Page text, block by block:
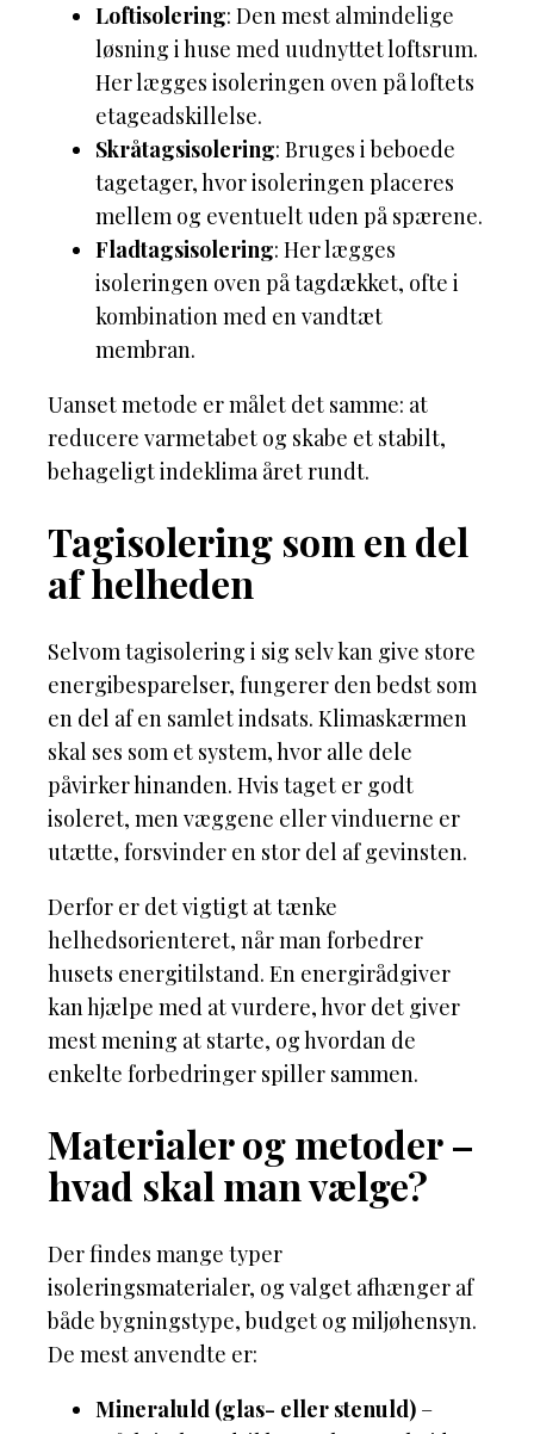
Loftisolering: Den mest almindelige
løsning i huse med uudnyttet loftsrum.
Her lægges isoleringen oven på loftets
etageadskillelse.
Skråtagsisolering: Bruges i beboede
tagetager, hvor isoleringen placeres
mellem og eventuelt uden på spærene.
Fladtagsisolering: Her lægges
isoleringen oven på tagdækket, ofte i
kombination med en vandtæt
membran.
Uanset metode er målet det samme: at
reducere varmetabet og skabe et stabilt,
behageligt indeklima året rundt.
Tagisolering som en del
af helheden
Selvom tagisolering i sig selv kan give store
energibesparelser, fungerer den bedst som
en del af en samlet indsats. Klimaskærmen
skal ses som et system, hvor alle dele
påvirker hinanden. Hvis taget er godt
isoleret, men væggene eller vinduerne er
utætte, forsvinder en stor del af gevinsten.
Derfor er det vigtigt at tænke
helhedsorienteret, når man forbedrer
husets energitilstand. En energirådgiver
kan hjælpe med at vurdere, hvor det giver
mest mening at starte, og hvordan de
enkelte forbedringer spiller sammen.
Materialer og metoder –
hvad skal man vælge?
Der findes mange typer
isoleringsmaterialer, og valget afhænger af
både bygningstype, budget og miljøhensyn.
De mest anvendte er:
Mineraluld (glas- eller stenuld) –